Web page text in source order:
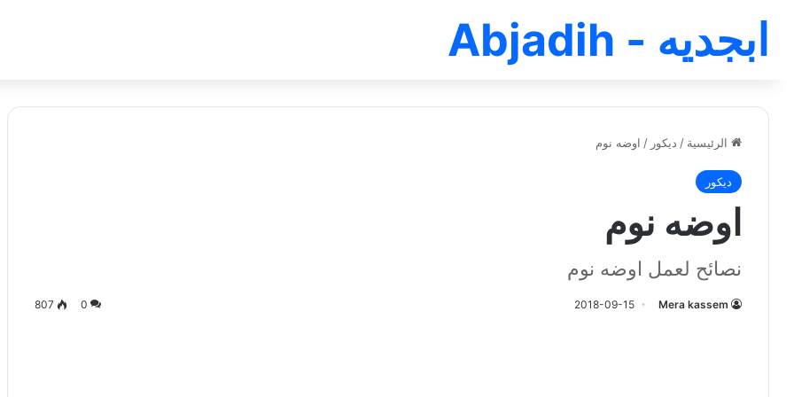
ابجديه - Abjadih
الرئيسية / ديكور / اوضه نوم
ديكور
اوضه نوم
نصائح لعمل اوضه نوم
Mera kassem
2018-09-15
0
807